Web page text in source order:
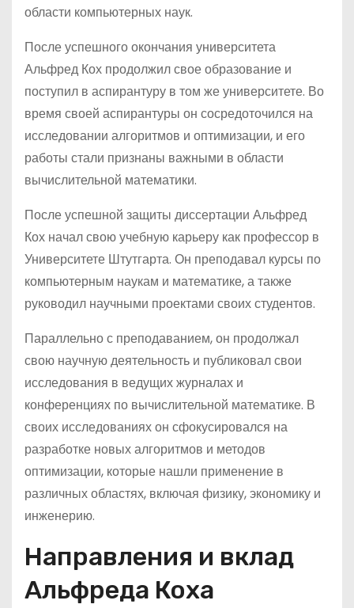
области компьютерных наук.
После успешного окончания университета
Альфред Кох продолжил свое образование и
поступил в аспирантуру в том же университете. Во
время своей аспирантуры он сосредоточился на
исследовании алгоритмов и оптимизации, и его
работы стали признаны важными в области
вычислительной математики.
После успешной защиты диссертации Альфред
Кох начал свою учебную карьеру как профессор в
Университете Штутгарта. Он преподавал курсы по
компьютерным наукам и математике, а также
руководил научными проектами своих студентов.
Параллельно с преподаванием, он продолжал
свою научную деятельность и публиковал свои
исследования в ведущих журналах и
конференциях по вычислительной математике. В
своих исследованиях он сфокусировался на
разработке новых алгоритмов и методов
оптимизации, которые нашли применение в
различных областях, включая физику, экономику и
инженерию.
Направления и вклад
Альфреда Коха